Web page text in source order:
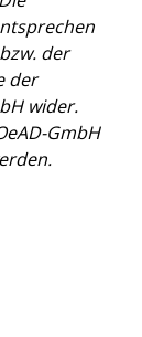
der
der
wider.
GmbH